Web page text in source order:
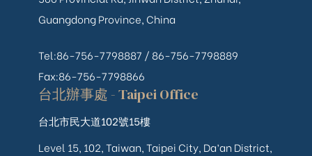
Guangdong Province, China
Tel:86-756-7798887 / 86-756-7798889
Fax:86-756-7798866
台北辦事處 - Taipei Office
台北市民大道102號15樓
Level 15, 102, Taiwan, Taipei City, Da’an District,